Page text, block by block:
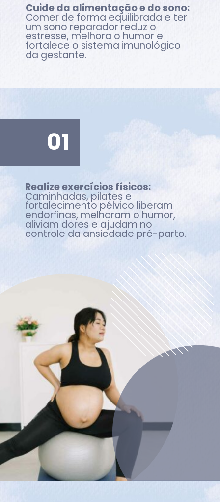
Cuide da alimentação e do sono:
Comer de forma equilibrada e ter
um sono reparador reduz o
estresse, melhora o humor e
fortalece o sistema imunológico
da gestante.
Realize exercícios físicos:
Caminhadas, pilates e
fortalecimento pélvico liberam
endorfinas, melhoram o humor,
aliviam dores e ajudam no
controle da ansiedade pré-parto.
01